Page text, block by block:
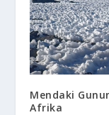
Mendaki
Afrika